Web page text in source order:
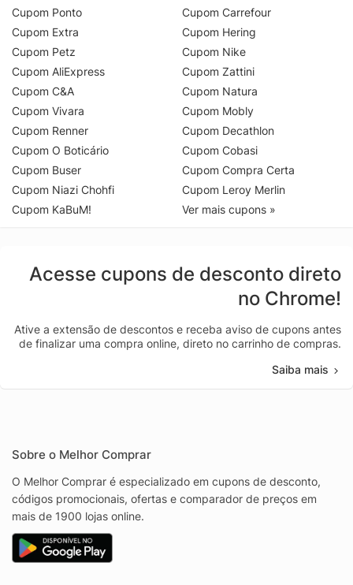
Cupom Ponto
Cupom Extra
Cupom Petz
Cupom AliExpress
Cupom C&A
Cupom Vivara
Cupom Renner
Cupom O Boticário
Cupom Buser
Cupom Niazi Chohfi
Cupom KaBuM!
Cupom Carrefour
Cupom Hering
Cupom Nike
Cupom Zattini
Cupom Natura
Cupom Mobly
Cupom Decathlon
Cupom Cobasi
Cupom Compra Certa
Cupom Leroy Merlin
Ver mais cupons »
Acesse cupons de desconto direto
no Chrome!
Ative a extensão de descontos e receba aviso de cupons antes
de finalizar uma compra online, direto no carrinho de compras.
Saiba mais
Sobre o Melhor Comprar
O Melhor Comprar é especializado em cupons de desconto,
códigos promocionais, ofertas e comparador de preços em
mais de 1900 lojas online.